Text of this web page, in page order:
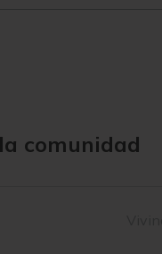
comunidad